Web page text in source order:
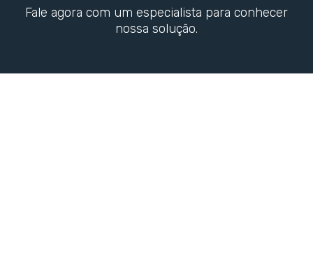
Fale agora com um especialista para conhecer
nossa solução.